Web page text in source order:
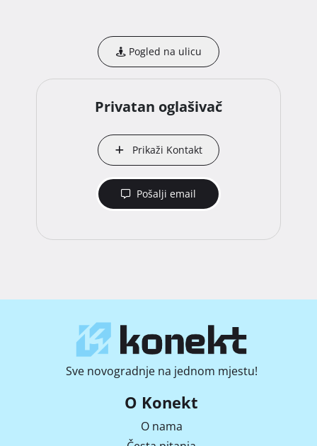
Pogled na ulicu
Privatan oglašivač
Prikaži Kontakt
Pošalji email
Sve novogradnje na jednom mjestu!
O Konekt
O nama